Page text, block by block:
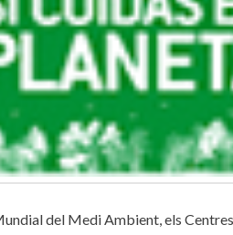
del Medi Ambient, els